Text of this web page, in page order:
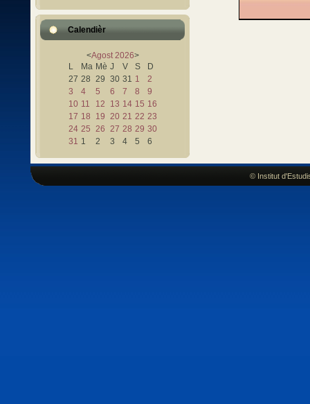
Calendièr
<Agost 2026>
L
Ma Mè J V S
D
27 28 29 30 31 1
2
3
4 5 6 7 8
9
10 11 12 13 14 15 16
17 18 19 20 21 22 23
24 25 26 27 28 29 30
31 1 2 3 4 5 6
© Institut